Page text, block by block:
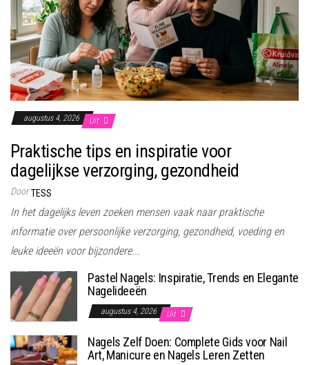
augustus 4, 2026 Uit
Praktische tips en inspiratie voor
dagelijkse verzorging, gezondheid
Door TESS
In het dagelijks leven zoeken mensen vaak naar praktische
informatie over persoonlijke verzorging, gezondheid, voeding en
leuke ideeën voor bijzondere...
Pastel Nagels: Inspiratie, Trends en Elegante
Nagelideeën
augustus 4, 2026 Uit
Nagels Zelf Doen: Complete Gids voor Nail
Art, Manicure en Nagels Leren Zetten